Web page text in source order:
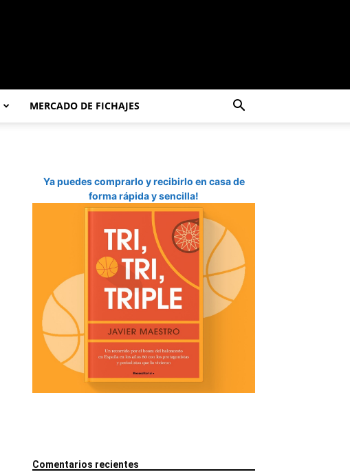
MERCADO DE FICHAJES
Ya puedes comprarlo y recibirlo en casa de
forma rápida y sencilla!
Comentarios recientes